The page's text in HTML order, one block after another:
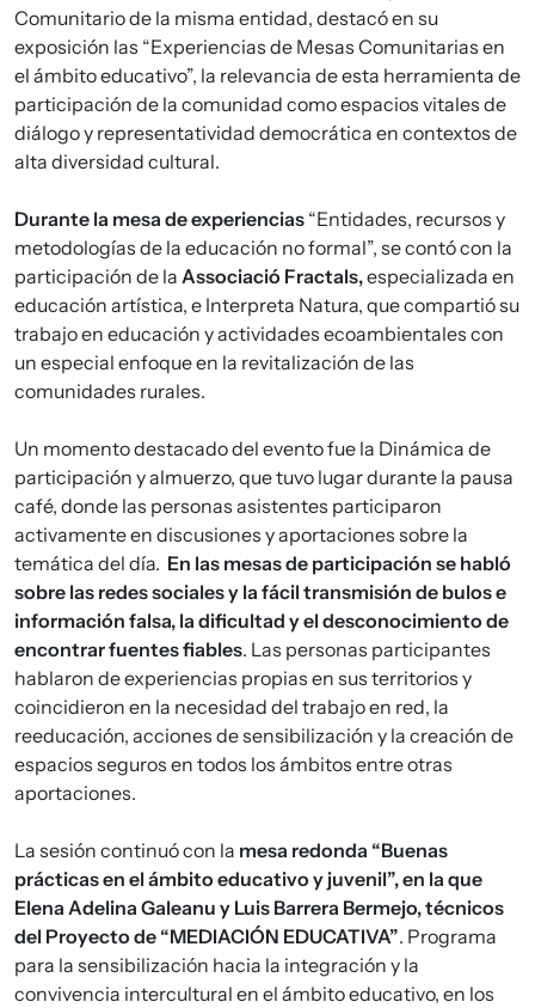
Comunitario de la misma entidad, destacó en su
exposición las “Experiencias de Mesas Comunitarias en
el ámbito educativo”, la relevancia de esta herramienta de
participación de la comunidad como espacios vitales de
diálogo y representatividad democrática en contextos de
alta diversidad cultural.
Durante la mesa de experiencias “Entidades, recursos y
metodologías de la educación no formal”, se contó con la
participación de la Associació Fractals,especializada en
educación artística, e Interpreta Natura, que compartió su
trabajo en educación y actividades ecoambientales con
un especial enfoque en la revitalización de las
comunidades rurales.
Un momento destacado del evento fue la Dinámica de
participación y almuerzo, que tuvo lugar durante la pausa
café, donde las personas asistentes participaron
activamente en discusiones y aportaciones sobre la
temática del día. En las mesas de participación se habló
sobre las redes sociales y la fácil transmisión de bulos e
información falsa, la dificultad y el desconocimiento de
encontrar fuentes fiables. Las personas participantes
hablaron de experiencias propias en sus territorios y
coincidieron en la necesidad del trabajo en red, la
reeducación, acciones de sensibilización y la creación de
espacios seguros en todos los ámbitos entre otras
aportaciones.
La sesión continuó con la mesa redonda “Buenas
prácticas en el ámbito educativo y juvenil”, en la que
Elena Adelina Galeanu y Luis Barrera Bermejo, técnicos
del Proyecto de “MEDIACIÓN EDUCATIVA”. Programa
para la sensibilización hacia la integración y la
convivencia intercultural en el ámbito educativo, en los